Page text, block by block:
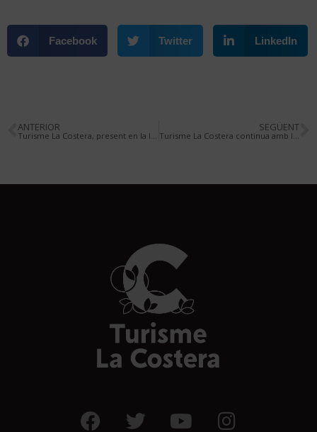
Facebook Twitter LinkedIn
ANTERIOR SEGÜENT